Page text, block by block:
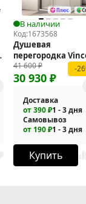
В наличии
Код:1673568
Душевая
перегородка
Walk-In 120 VSW-
1WSL120CLB
41 600₽
30 930 ₽
-
Доставка
от 390 ₽1 - 3 дня
Самовывоз
от 190 ₽1 - 3 дня
Купить